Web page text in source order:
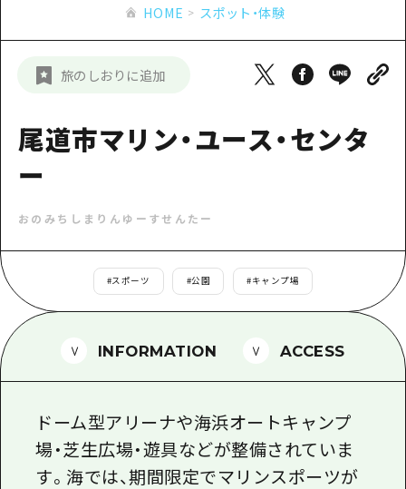
ナイトライフ
定番
備北
芸北
山口県東部
日帰り
半日
1泊2日
芸北
山口県東部
愛媛県
アクセス
お得な周遊チケット
観光案内所
広島県を訪れる外国人旅行者向け情報一
ボランティアガイド
ユニバーサルツーリズム
ガイドブック
広島県の魅力を動画でご紹介！
新着情報
事業者・学校関係者の皆さま
HOME スポット・体験
旅のしおりに追加
尾道市マリン・ユース・センタ
ー
おのみちしまりんゆーすせんたー
#スポーツ #公園 #キャンプ場
INFORMATION ACCESS
ドーム型アリーナや海浜オートキャンプ
場・芝生広場・遊具などが整備されていま
す。海では、期間限定でマリンスポーツが